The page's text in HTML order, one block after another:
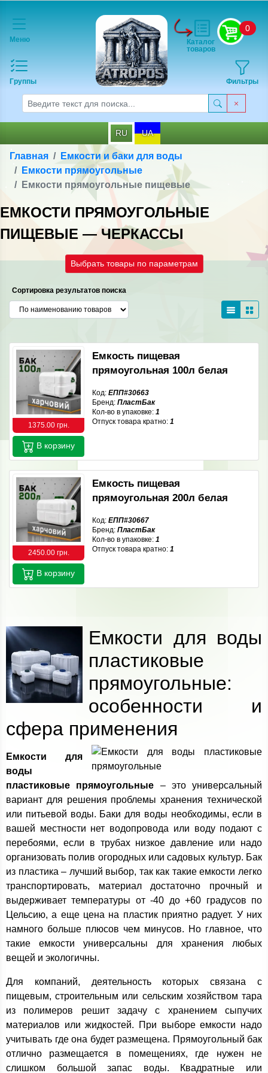
Меню
Группы
0
Фильтры
Каталог
товаров
RU UA
Главная
Емкости и баки для воды
Емкости прямоугольные
Емкости прямоугольные пищевые
ЕМКОСТИ ПРЯМОУГОЛЬНЫЕ
ПИЩЕВЫЕ — ЧЕРКАССЫ
Выбрать товары по параметрам
Сортировка результатов поиска
1375.00 грн.
Емкость пищевая
прямоугольная 100л белая
Код: ЕПП#30663
Бренд: ПластБак
Кол-во в упаковке: 1
Отпуск товара кратно: 1
В корзину
2450.00 грн.
Емкость пищевая
прямоугольная 200л белая
Код: ЕПП#30667
Бренд: ПластБак
Кол-во в упаковке: 1
Отпуск товара кратно: 1
В корзину
Емкости для воды
пластиковые
прямоугольные:
особенности и
сфера применения
Емкости для
воды
пластиковые прямоугольные – это универсальный
вариант для решения проблемы хранения технической
или питьевой воды. Баки для воды необходимы, если в
вашей местности нет водопровода или воду подают с
перебоями, если в трубах низкое давление или надо
организовать полив огородных или садовых культур. Бак
из пластика – лучший выбор, так как такие емкости легко
транспортировать, материал достаточно прочный и
выдерживает температуры от -40 до +60 градусов по
Цельсию, а еще цена на пластик приятно радует. У них
намного больше плюсов чем минусов. Но главное, что
такие емкости универсальны для хранения любых
вещей и экологичны.
Для компаний, деятельность которых связана с
пищевым, строительным или сельским хозяйством тара
из полимеров решит задачу с хранением сыпучих
материалов или жидкостей. При выборе емкости надо
учитывать где она будет размещена. Прямоугольный бак
отлично размещается в помещениях, где нужен не
слишком большой запас воды. Квадратные или